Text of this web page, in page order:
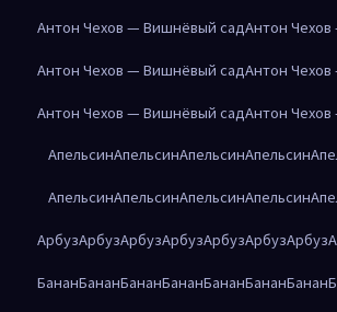
Антон Чехов — Вишнёвый садАнтон
Антон Чехов — Вишнёвый садАнтон
Антон Чехов — Вишнёвый садАнтон
АпельсинАпельсинАпельсинАпельсин
АпельсинАпельсинАпельсинАпельсин
АрбузАрбузАрбузАрбузАрбузАрбузАрбуз
БананБананБананБананБананБананБанан